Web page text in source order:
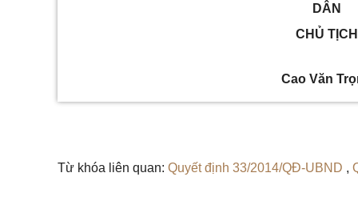
DÂN
CHỦ TỊCH
Cao Văn
Từ khóa liên quan: Quyết định 33/2014/QĐ-UBND ,